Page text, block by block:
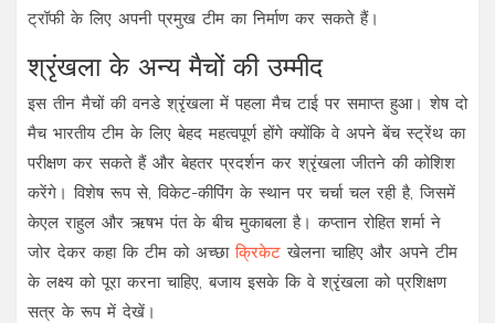
ट्रॉफी के लिए अपनी प्रमुख टीम का निर्माण कर सकते हैं।
श्रृंखला के अन्य मैचों की उम्मीद
इस तीन मैचों की वनडे श्रृंखला में पहला मैच टाई पर समाप्त हुआ। शेष दो
मैच भारतीय टीम के लिए बेहद महत्वपूर्ण होंगे क्योंकि वे अपने बेंच स्ट्रेंथ का
परीक्षण कर सकते हैं और बेहतर प्रदर्शन कर श्रृंखला जीतने की कोशिश
करेंगे। विशेष रूप से, विकेट-कीपिंग के स्थान पर चर्चा चल रही है, जिसमें
केएल राहुल और ऋषभ पंत के बीच मुकाबला है। कप्तान रोहित शर्मा ने
जोर देकर कहा कि टीम को अच्छाक्रिकेट खेलना चाहिए और अपने टीम
के लक्ष्य को पूरा करना चाहिए, बजाय इसके कि वे श्रृंखला को प्रशिक्षण
सत्र के रूप में देखें।